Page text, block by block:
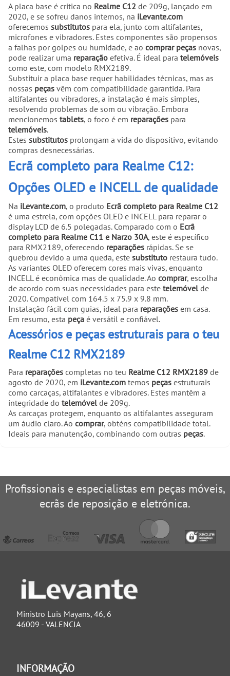
A placa base é crítica no Realme C12 de 209g, lançado em
2020, e se sofreu danos internos, na iLevante.com
oferecemos substitutos para ela, junto com altifalantes,
microfones e vibradores. Estes componentes são propensos
a falhas por golpes ou humidade, e ao comprar peças novas,
pode realizar uma reparação efetiva. É ideal para telemóveis
como este, com modelo RMX2189.
Substituir a placa base requer habilidades técnicas, mas as
nossas peças vêm com compatibilidade garantida. Para
altifalantes ou vibradores, a instalação é mais simples,
resolvendo problemas de som ou vibração. Embora
mencionemos tablets, o foco é em reparações para
telemóveis.
Estes substitutos prolongam a vida do dispositivo, evitando
compras desnecessárias.
Ecrã completo para Realme C12:
Opções OLED e INCELL de qualidade
Na iLevante.com, o produto Ecrã completo para Realme C12
é uma estrela, com opções OLED e INCELL para reparar o
display LCD de 6.5 polegadas. Comparado com o Ecrã
completo para Realme C11 e Narzo 30A, este é específico
para RMX2189, oferecendo reparações rápidas. Se se
quebrou devido a uma queda, este substituto restaura tudo.
As variantes OLED oferecem cores mais vivas, enquanto
INCELL é econômica mas de qualidade. Ao comprar, escolha
de acordo com suas necessidades para este telemóvel de
2020. Compatível com 164.5 x 75.9 x 9.8 mm.
Instalação fácil com guias, ideal para reparações em casa.
Em resumo, esta peça é versátil e confiável.
Acessórios e peças estruturais para o teu
Realme C12 RMX2189
Para reparações completas no teu Realme C12 RMX2189 de
agosto de 2020, em iLevante.com temos peças estruturais
como carcaças, altifalantes e vibradores. Estes mantêm a
integridade do telemóvel de 209g.
As carcaças protegem, enquanto os altifalantes asseguram
um áudio claro. Ao comprar, obténs compatibilidade total.
Ideais para manutenção, combinando com outras peças.
Profissionais e especialistas em peças móveis,
ecrãs de reposição e eletrónica.
Ministro Luis Mayans, 46, 6
46009 - VALENCIA
INFORMAÇÃO